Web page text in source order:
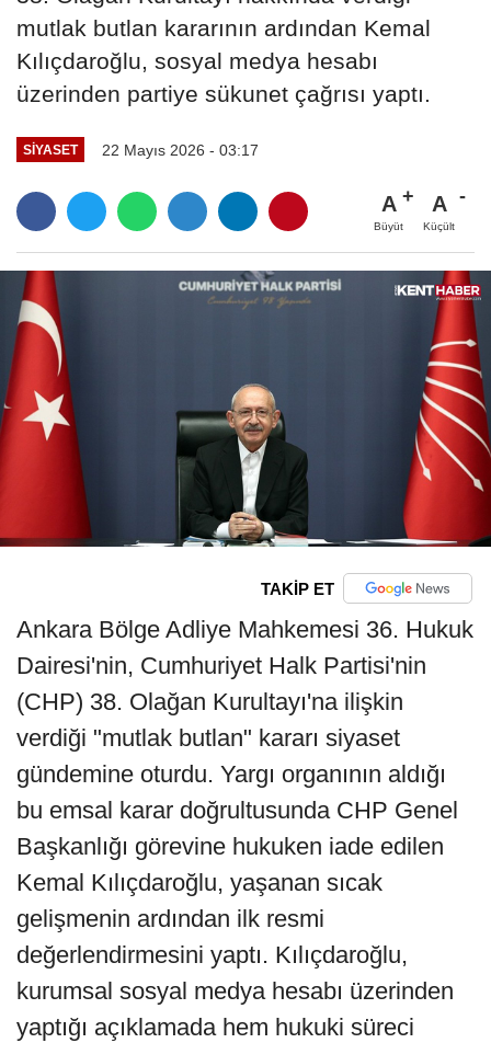
mutlak butlan kararının ardından Kemal
Kılıçdaroğlu, sosyal medya hesabı
üzerinden partiye sükunet çağrısı yaptı.
SIYASET 22 Mayıs 2026 - 03:17
A
Büyüt
A
Küçült
TAKİP ET
Ankara Bölge Adliye Mahkemesi 36. Hukuk
Dairesi'nin, Cumhuriyet Halk Partisi'nin
(CHP) 38. Olağan Kurultayı'na ilişkin
verdiği "mutlak butlan" kararı siyaset
gündemine oturdu. Yargı organının aldığı
bu emsal karar doğrultusunda CHP Genel
Başkanlığı görevine hukuken iade edilen
Kemal Kılıçdaroğlu, yaşanan sıcak
gelişmenin ardından ilk resmi
değerlendirmesini yaptı. Kılıçdaroğlu,
kurumsal sosyal medya hesabı üzerinden
yaptığı açıklamada hem hukuki süreci